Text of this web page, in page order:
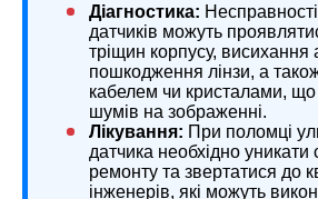
Діагностика:
датчиків можуть
тріщин корпусу, висихання
пошкодження лінзи, а
кабелем чи кристалами,
шумів на зображенні.
Лікування: При поломці
датчика необхідно уникати
ремонту та звертатися до
інженерів, які можуть